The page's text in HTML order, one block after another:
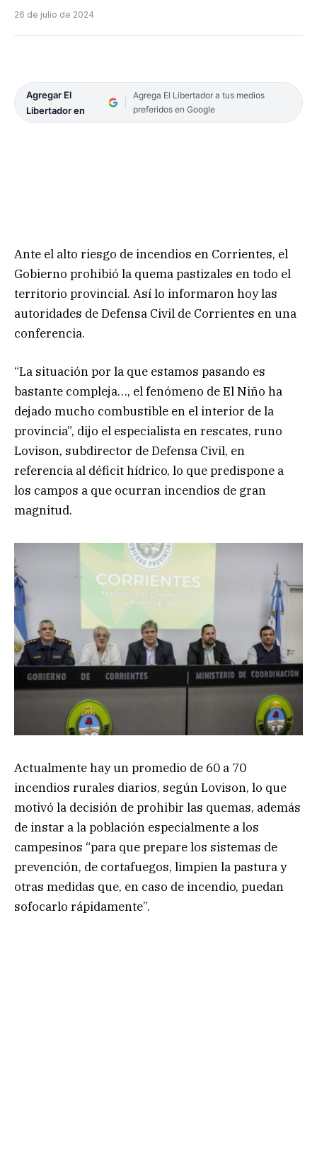
26 de julio de 2024
Agregar El
Libertador en
Agrega El Libertador a tus medios
preferidos en Google
Ante el alto riesgo de incendios en Corrientes, el
Gobierno prohibió la quema pastizales en todo el
territorio provincial. Así lo informaron hoy las
autoridades de Defensa Civil de Corrientes en una
conferencia.
“La situación por la que estamos pasando es
bastante compleja…, el fenómeno de El Niño ha
dejado mucho combustible en el interior de la
provincia”, dijo el especialista en rescates, runo
Lovison, subdirector de Defensa Civil, en
referencia al déficit hídrico, lo que predispone a
los campos a que ocurran incendios de gran
magnitud.
Actualmente hay un promedio de 60 a 70
incendios rurales diarios, según Lovison, lo que
motivó la decisión de prohibir las quemas, además
de instar a la población especialmente a los
campesinos “para que prepare los sistemas de
prevención, de cortafuegos, limpien la pastura y
otras medidas que, en caso de incendio, puedan
sofocarlo rápidamente”.